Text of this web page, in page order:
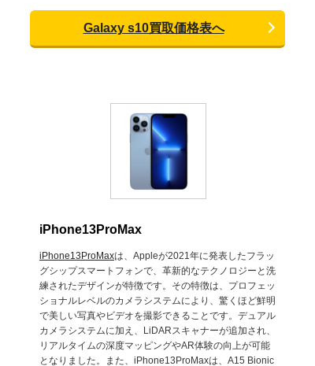
Galaxy s10買取価格表へ
iPhone13ProMax
iPhone13ProMaxは、Appleが2021年に発表したフラッ
グシップスマートフォンで、革新的なテクノロジーと洗
練されたデザインが特徴です。その特徴は、プロフェッ
ショナルレベルのカメラシステムにより、驚くほど鮮明
で美しい写真やビデオを撮影できることです。デュアル
カメラシステムに加え、LiDARスキャナーが追加され、
リアルタイムの深度マッピングやAR体験の向上が可能
となりました。また、iPhone13ProMaxは、A15 Bionic